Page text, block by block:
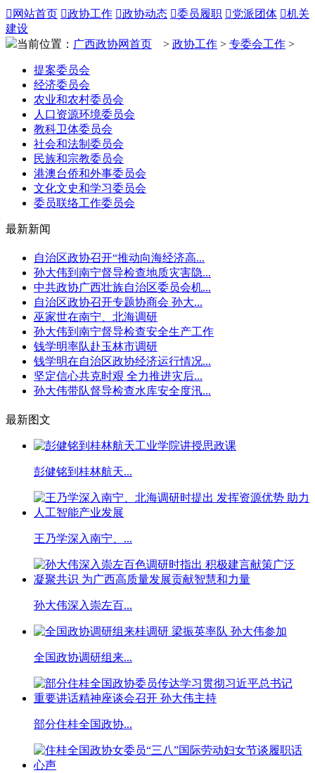
 网站首页 政协工作 政协动态 委员履职 党派团体 机关
建设
当前位置： 广西政协网首页 > 政协工作 > 专委会工作 >
提案委员会
经济委员会
农业和农村委员会
人口资源环境委员会
教科卫体委员会
社会和法制委员会
民族和宗教委员会
港澳台侨和外事委员会
文化文史和学习委员会
委员联络工作委员会
最新新闻
自治区政协召开“推动向海经济高...
孙大伟到南宁督导检查地质灾害隐...
中共政协广西壮族自治区委员会机...
自治区政协召开专题协商会 孙大...
巫家世在南宁、北海调研
孙大伟到南宁督导检查安全生产工作
钱学明率队赴玉林市调研
钱学明在自治区政协经济运行情况...
坚定信心共克时艰 全力推进灾后...
孙大伟带队督导检查水库安全度汛...
最新图文
彭健铭到桂林航天...
王乃学深入南宁、...
孙大伟深入崇左百...
全国政协调研组来...
部分住桂全国政协...